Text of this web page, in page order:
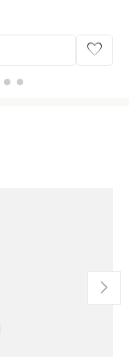
favorite